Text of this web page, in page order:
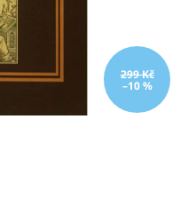
299 Kč
–10 %